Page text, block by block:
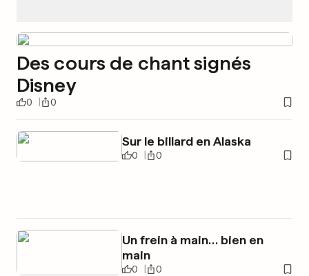
Des cours de chant signés
Disney
0 0
Sur le billard en Alaska
0 0
Un frein à main… bien en
main
0 0